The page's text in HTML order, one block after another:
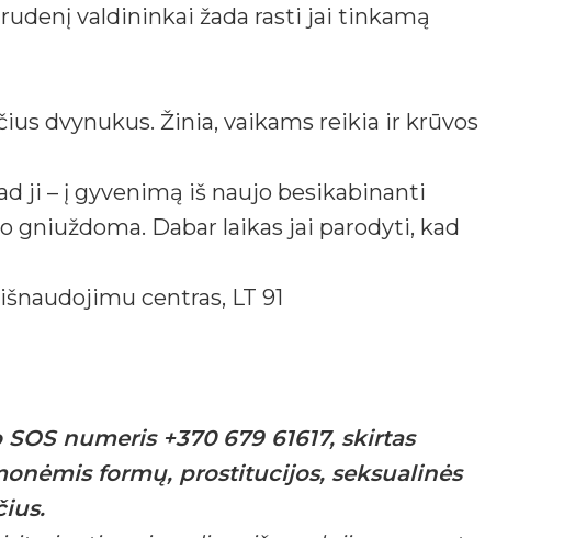
valdininkai žada rasti jai tinkamą
dvynukus. Žinia, vaikams reikia ir krūvos
ji – į gyvenimą iš naujo besikabinanti
gniuždoma. Dabar laikas jai parodyti, kad
centras, LT 91
numeris +370 679 61617, skirtas
formų, prostitucijos, seksualinės